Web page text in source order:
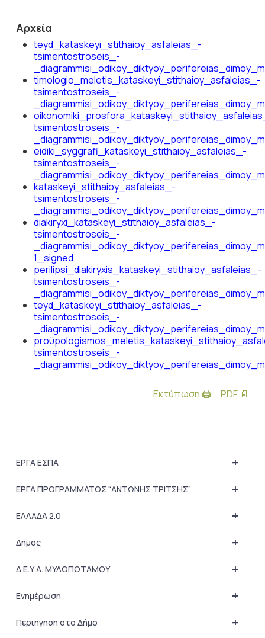
Αρχεία
teyd_kataskeyi_stithaioy_asfaleias_-
tsimentostroseis_-
timologio_meletis_kataskeyi_stithaioy_asfaleias_-
tsimentostroseis_-
tsimentostroseis_-
eidiki_syggrafi_kataskeyi_stithaioy_asfaleias_-
tsimentostroseis_-
kataskeyi_stithaioy_asfaleias_-
tsimentostroseis_-
diakiryxi_kataskeyi_stithaioy_asfaleias_-
tsimentostroseis_-
1_signed
perilipsi_diakiryxis_kataskeyi_stithaioy_asfaleias_-
tsimentostroseis_-
teyd_kataskeyi_stithaioy_asfaleias_-
tsimentostroseis_-
tsimentostroseis_-
Εκτύπωση 🖨 PDF 📄
+
ΕΡΓΑ ΕΣΠΑ
+
ΕΡΓΑ ΠΡΟΓΡΑΜΜΑΤΟΣ “ΑΝΤΩΝΗΣ ΤΡΙΤΣΗΣ”
+
ΕΛΛΑΔΑ 2.0
+
Δήμος
+
Δ.Ε.Υ.Α. ΜΥΛΟΠΟΤΑΜΟΥ
+
Ενημέρωση
+
Περιήγηση στο Δήμο